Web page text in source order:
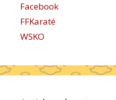
Facebook
FFKaraté
WSKO